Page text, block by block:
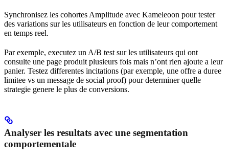
Synchronisez les cohortes Amplitude avec Kameleoon pour tester
des variations sur les utilisateurs en fonction de leur comportement
en temps reel.
Par exemple, executez un A/B test sur les utilisateurs qui ont
consulte une page produit plusieurs fois mais n’ont rien ajoute a leur
panier. Testez differentes incitations (par exemple, une offre a duree
limitee vs un message de social proof) pour determiner quelle
strategie genere le plus de conversions.
Analyser les resultats avec une segmentation
comportementale